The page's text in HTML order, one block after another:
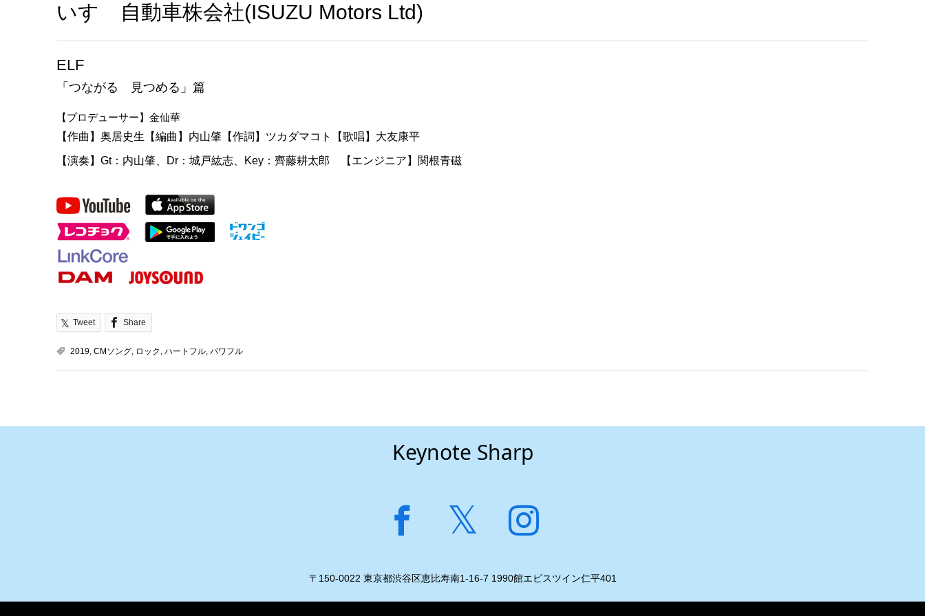
いすゞ自動車株会社(ISUZU Motors Ltd)
ELF
「つながる 見つめる」篇
【プロデューサー】金仙華
【作曲】奥居史生【編曲】内山肇【作詞】ツカダマコト【歌唱】大友康平
【演奏】Gt：内山肇、Dr：城戸紘志、Key：齊藤耕太郎 【エンジニア】関根青磁
Tweet Share
2019 CMソング ロック ハートフル パワフル
Keynote Sharp
〒150-0022 東京都渋谷区恵比寿南1-16-7 1990館エビスツイン仁平401